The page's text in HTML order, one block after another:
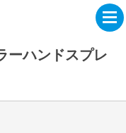
ーハンドスプレ